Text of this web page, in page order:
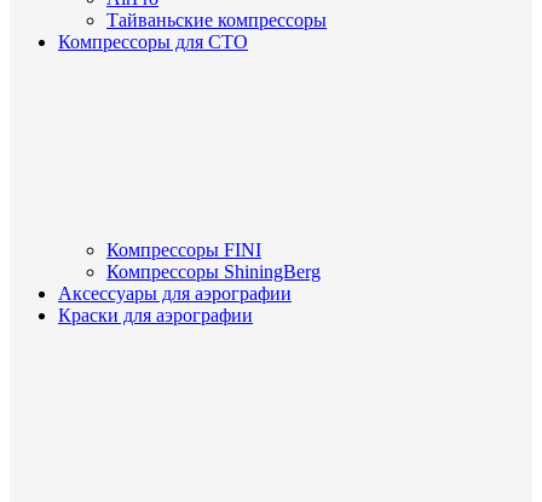
Тайваньские компрессоры
Компрессоры для СТО
Компрессоры FINI
Компрессоры ShiningBerg
Аксессуары для аэрографии
Краски для аэрографии